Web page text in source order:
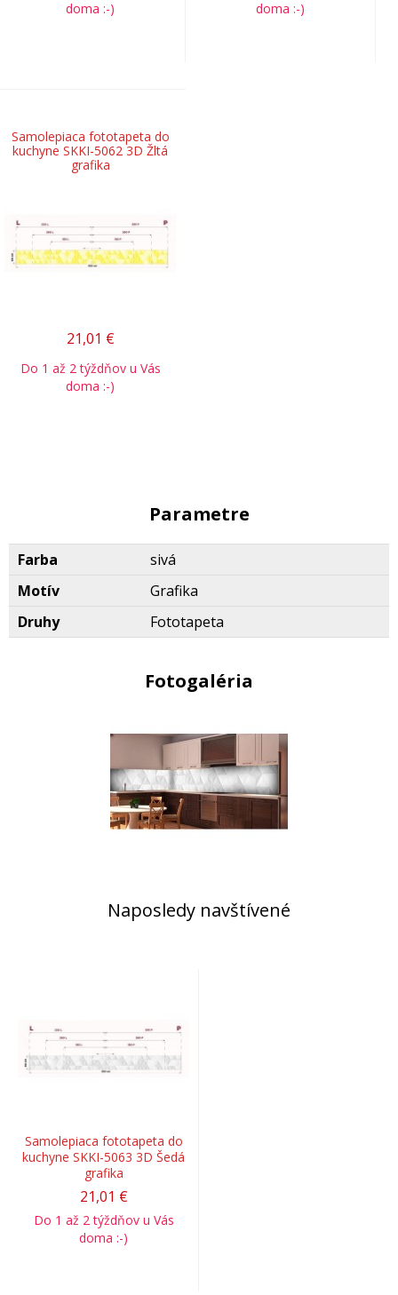
doma :-) doma :-)
Samolepiaca fototapeta do
kuchyne SKKI-5062 3D Žltá
grafika
21,01 €
Do 1 až 2 týždňov u Vás
doma :-)
Parametre
Farba
sivá
Motív
Grafika
Druhy
Fototapeta
Fotogaléria
Naposledy navštívené
Samolepiaca fototapeta do
kuchyne SKKI-5063 3D Šedá
grafika
21,01 €
Do 1 až 2 týždňov u Vás
doma :-)